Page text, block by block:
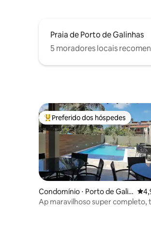
Praia de Porto de Galinhas
5 moradores locais
Entre os melhores preferidos dos
Preferido dos hóspedes
Condomínio ⋅ Porto de Galin
has
Ap maravilhoso super completo,